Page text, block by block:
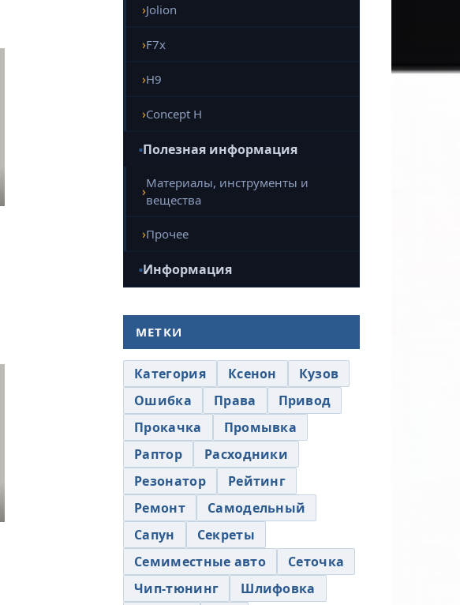
Jolion
F7x
H9
Concept H
Полезная информация
Материалы, инструменты и
вещества
Прочее
Информация
МЕТКИ
Категория Ксенон
Кузов
Ошибка
Права
Привод
Прокачка
Промывка
Раптор
Расходники
Резонатор
Рейтинг
Ремонт
Самодельный
Сапун
Секреты
Семиместные авто
Сеточка
Чип-тюнинг
Шлифовка